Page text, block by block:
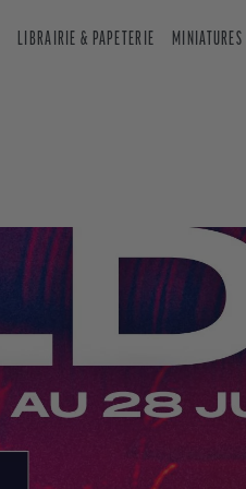
LIBRAIRIE & PAPETERIE MINIATURES